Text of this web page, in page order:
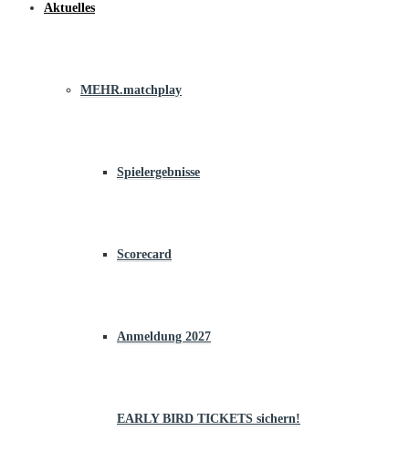
Aktuelles
MEHR.matchplay
Spielergebnisse
Scorecard
Anmeldung 2027
EARLY BIRD TICKETS sichern!